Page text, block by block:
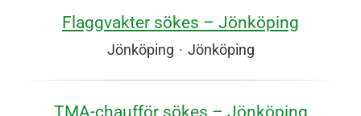
Flaggvakter sökes – Jönköping
Jönköping · Jönköping
TMA‑chaufför sökes – Jönköping